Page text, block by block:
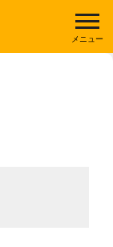
メニュー